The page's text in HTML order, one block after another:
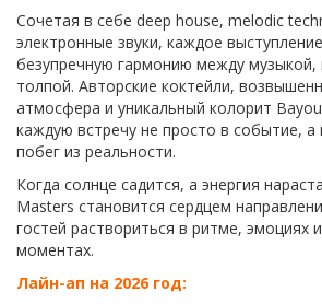
Сочетая в себе deep house, melodic
электронные звуки, каждое
безупречную гармонию между музыкой,
толпой. Авторские коктейли,
атмосфера и уникальный колорит
каждую встречу не просто в событие,
побег из реальности.
Когда солнце садится, а энергия
Masters становится сердцем
гостей раствориться в ритме, эмоциях
моментах.
Лайн-ап на 2026 год: